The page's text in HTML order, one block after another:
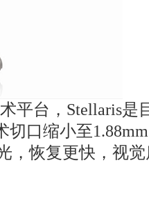
平台，Stellaris是
口缩小至
恢复更快，视觉